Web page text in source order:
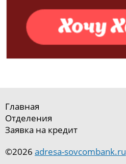
Главная
Отделения
Заявка на кредит
©2026 adresa-sovcombank.ru